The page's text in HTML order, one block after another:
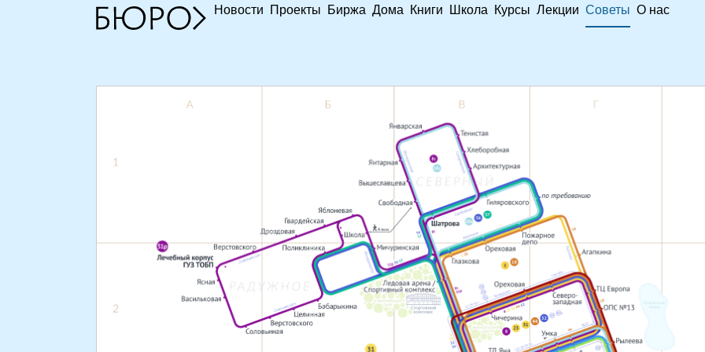
Новости Проекты Биржа Дома Книги Школа Курсы Лекции Советы О нас